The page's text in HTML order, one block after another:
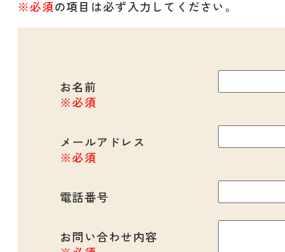
※必須の項目は必ず入力してください。
お名前
※必須
メールアドレス
※必須
電話番号
お問い合わせ内容